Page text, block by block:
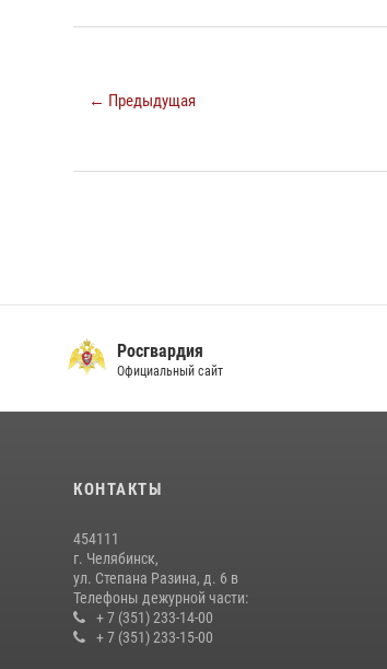
← Предыдущая
Росгвардия
Официальный сайт
КОНТАКТЫ
454111
г. Челябинск,
ул. Степана Разина, д. 6 в
Телефоны дежурной части:
+ 7 (351) 233-14-00
+ 7 (351) 233-15-00